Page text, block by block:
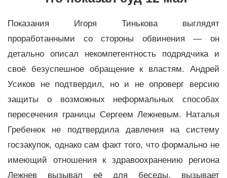
Показания Игоря Тинькова выглядят
проработанными со стороны обвинения — он
детально описал некомпетентность подрядчика и
своё безуспешное обращение к властям. Андрей
Усиков не подтвердил, но и не опроверг версию
защиты о возможных неформальных способах
пересечения границы Сергеем Лежневым. Наталья
Гребенюк не подтвердила давления на систему
госзакупок, однако сам факт того, что формально не
имеющий отношения к здравоохранению региона
Лежнев вызывал её для беседы, вызывает